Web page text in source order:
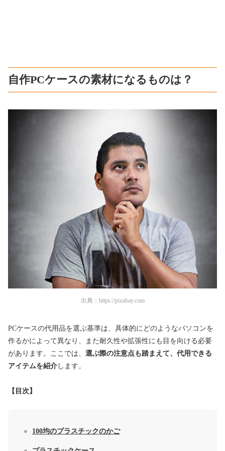
自作PCケースの素材になるものは？
出典： https://pixabay.com
PCケースの代用品を選ぶ基準は、具体的にどのようなパソコンを
作るかによって異なり、また耐久性や拡張性にも目を向ける必要
があります。ここでは、 選ぶ際の注意点も踏まえて、代用できる
アイテムを紹介 します。
【目次】
100均のプラスチックのかご